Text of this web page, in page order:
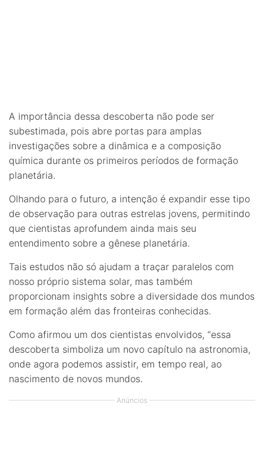
A importância dessa descoberta não pode ser
subestimada, pois abre portas para amplas
investigações sobre a dinâmica e a composição
química durante os primeiros períodos de formação
planetária.
Olhando para o futuro, a intenção é expandir esse tipo
de observação para outras estrelas jovens, permitindo
que cientistas aprofundem ainda mais seu
entendimento sobre a gênese planetária.
Tais estudos não só ajudam a traçar paralelos com
nosso próprio sistema solar, mas também
proporcionam insights sobre a diversidade dos mundos
em formação além das fronteiras conhecidas.
Como afirmou um dos cientistas envolvidos, “essa
descoberta simboliza um novo capítulo na astronomia,
onde agora podemos assistir, em tempo real, ao
nascimento de novos mundos.
Anúncios